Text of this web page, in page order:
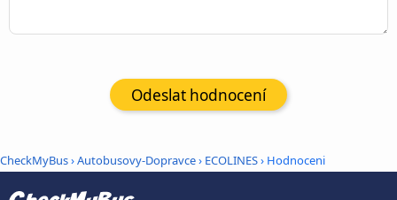
Odeslat hodnocení
CheckMyBus›Autobusovy-Dopravce› ECOLINES› Hodnoceni